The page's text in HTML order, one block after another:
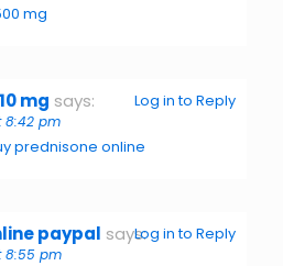
mg
mg says:
8:42 pm
prednisone online
Log in to Reply
paypal says:
8:55 pm
Log in to Reply